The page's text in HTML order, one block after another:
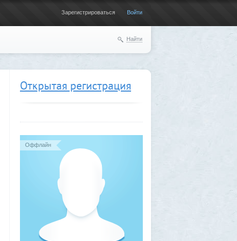
Зарегистрироваться Войти
Найти
Открытая регистрация
Оффлайн